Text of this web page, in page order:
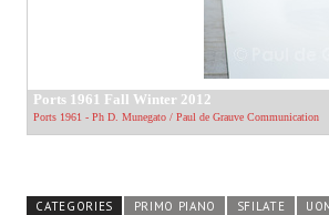
CATEGORIES PRIMO PIANO SFILATE